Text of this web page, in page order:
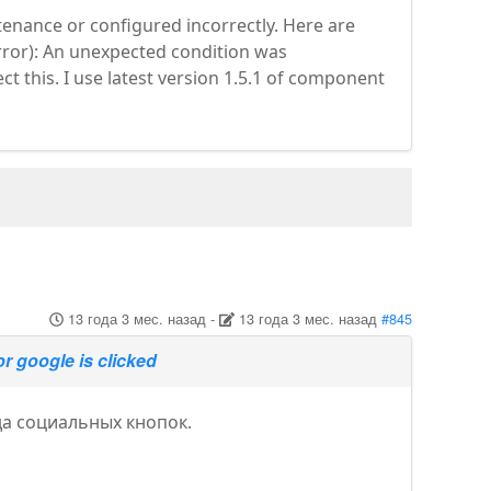
or configured incorrectly. Here are
An unexpected condition was
this. I use latest version 1.5.1 of component
13 года 3 мес. назад- 13 года 3 мес. назад #845
google is clicked
социальных кнопок.